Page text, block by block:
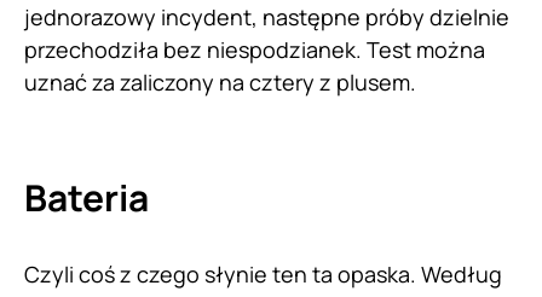
jednorazowy incydent, następne próby dzielnie
przechodziła bez niespodzianek. Test można
uznać za zaliczony na cztery z plusem.
Bateria
Czyli coś z czego słynie ten ta opaska. Według